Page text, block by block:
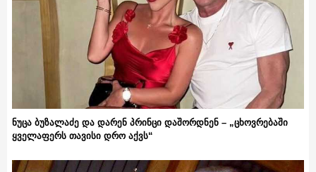
ნუცა ბუზალაძე და დარენ პრინცი დაშორდნენ – „ცხოვრებაში
ყველაფერს თავისი დრო აქვს“